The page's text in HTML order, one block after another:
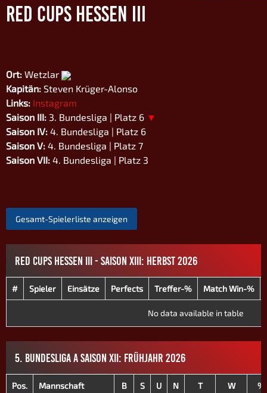
Red Cups Hessen III
Ort: Wetzlar
Kapitän: Steven Krüger-Alonso
Links: Instagram
Saison III: 3. Bundesliga | Platz 6 ▼
Saison IV: 4. Bundesliga | Platz 6
Saison V: 4. Bundesliga | Platz 7
Saison VII: 4. Bundesliga | Platz 3
Gesamt-Spielerliste anzeigen
RED CUPS HESSEN III - SAISON XIII: HERBST 2026
# Spieler Einsätze Perfects Treffer-% Match Win-%
No data available in table
5. BUNDESLIGA A SAISON XII: FRÜHJAHR 2026
Pos. Mannschaft B S U N T W %